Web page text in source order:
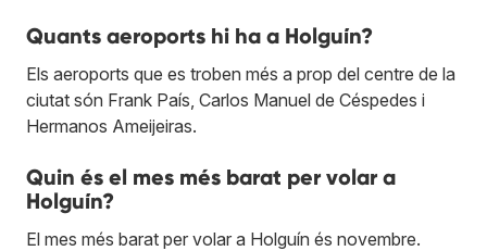
Quants aeroports hi ha a Holguín?
Els aeroports que es troben més a prop del centre de la
ciutat són Frank País, Carlos Manuel de Céspedes i
Hermanos Ameijeiras.
Quin és el mes més barat per volar a
Holguín?
El mes més barat per volar a Holguín és novembre.